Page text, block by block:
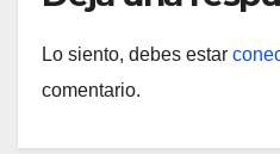
Lo siento, debes estar
comentario.